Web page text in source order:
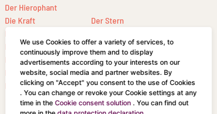
Der Hierophant
Die Kraft
Der Gehängte
Der Tod
Die Mäßigkeit
Der Teufel
Der Turm
Der Stern
Die Sonne
Das Gericht
Die Welt
We use Cookies to offer a variety of services, to
continuously improve them and to display
advertisements according to your interests on our
website, social media and partner websites. By
clicking on "Accept" you consent to the use of Cookies
. You can change or revoke your Cookie settings at any
time in theCookie consent solution . You can find out